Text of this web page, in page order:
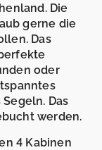
Die
gerne die
Das
oder
Das
werden.
4 Kabinen